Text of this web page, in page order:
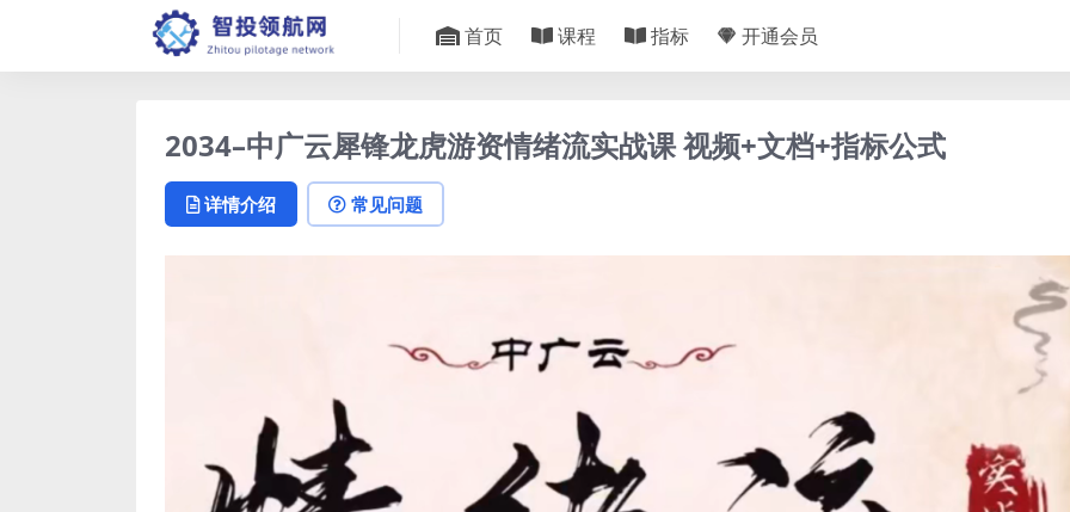
首页 课程 指标 开通会员
2034–中广云犀锋龙虎游资情绪流实战课 视频+文档+指标公式
详情介绍 常见问题